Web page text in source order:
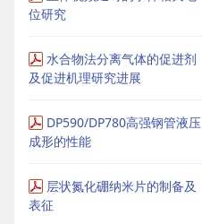
位研究
水合物法分离气体的促进剂
及促进机理研究进展
DP590/DP780高强钢管液压
成形的性能
层状氮化硼纳米片的制备及
表征